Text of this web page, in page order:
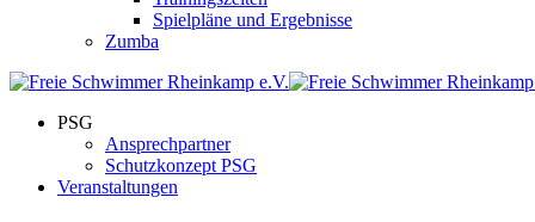
Spielpläne und Ergebnisse
Zumba
PSG
Ansprechpartner
Schutzkonzept PSG
Veranstaltungen